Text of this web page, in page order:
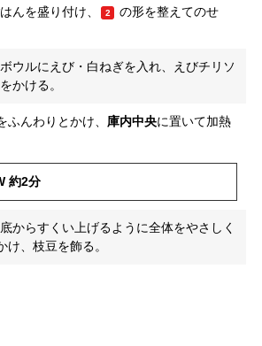
んを盛り付け、 2
の形を整えてのせ
ウルにえび・白ねぎを入れ、えびチリソ
かける。
ふんわりとかけ、 庫内中央に置いて加熱
約2分
からすくい上げるように全体をやさしく
け、枝豆を飾る。